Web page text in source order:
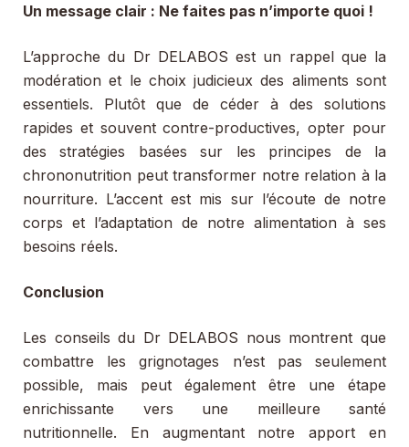
Un message clair : Ne faites pas n’importe quoi !
L’approche du Dr DELABOS est un rappel que la
modération et le choix judicieux des aliments sont
essentiels. Plutôt que de céder à des solutions
rapides et souvent contre-productives, opter pour
des stratégies basées sur les principes de la
chrononutrition peut transformer notre relation à la
nourriture. L’accent est mis sur l’écoute de notre
corps et l’adaptation de notre alimentation à ses
besoins réels.
Conclusion
Les conseils du Dr DELABOS nous montrent que
combattre les grignotages n’est pas seulement
possible, mais peut également être une étape
enrichissante vers une meilleure santé
nutritionnelle. En augmentant notre apport en